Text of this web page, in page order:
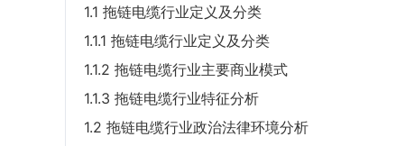
1.1 拖链电缆行业定义及分类
1.1.1 拖链电缆行业定义及分类
1.1.2 拖链电缆行业主要商业模式
1.1.3 拖链电缆行业特征分析
1.2 拖链电缆行业政治法律环境分析